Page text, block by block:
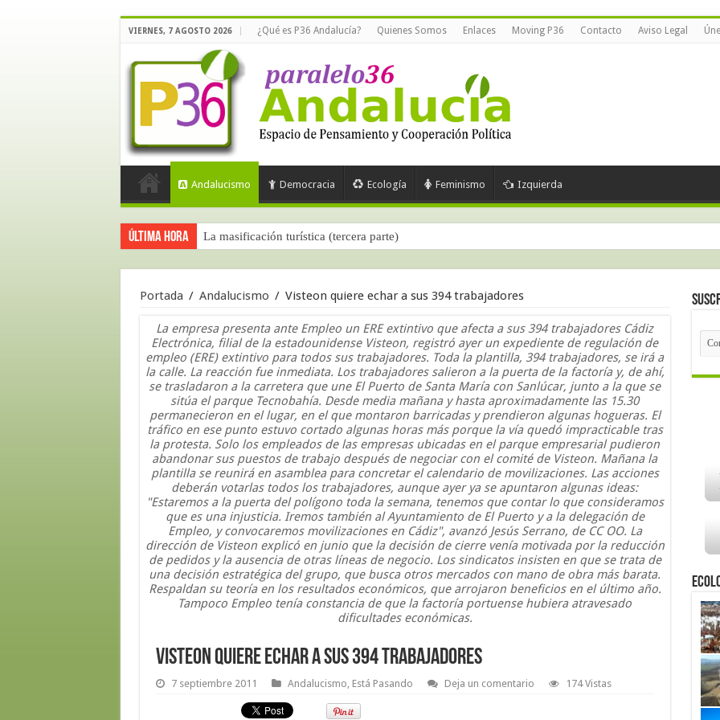
VIERNES, 7 AGOSTO 2026 ¿Qué es P36 Andalucía? Quienes Somos Enlaces Moving P36 Contacto Aviso Legal
Andalucismo Democracia Ecología Feminismo Izquierda
Última hora La masificación turística (tercera parte)
Portada / Andalucismo / Visteon quiere echar a sus 394 trabajadores
La empresa presenta ante Empleo un ERE extintivo que afecta a sus 394 trabajadores Cádiz
Electrónica, filial de la estadounidense Visteon, registró ayer un expediente de regulación de
empleo (ERE) extintivo para todos sus trabajadores. Toda la plantilla, 394 trabajadores, se irá a
la calle. La reacción fue inmediata. Los trabajadores salieron a la puerta de la factoría y, de ahí,
se trasladaron a la carretera que une El Puerto de Santa María con Sanlúcar, junto a la que se
sitúa el parque Tecnobahía. Desde media mañana y hasta aproximadamente las 15.30
permanecieron en el lugar, en el que montaron barricadas y prendieron algunas hogueras. El
tráfico en ese punto estuvo cortado algunas horas más porque la vía quedó impracticable tras
la protesta. Solo los empleados de las empresas ubicadas en el parque empresarial pudieron
abandonar sus puestos de trabajo después de negociar con el comité de Visteon. Mañana la
plantilla se reunirá en asamblea para concretar el calendario de movilizaciones. Las acciones
deberán votarlas todos los trabajadores, aunque ayer ya se apuntaron algunas ideas:
"Estaremos a la puerta del polígono toda la semana, tenemos que contar lo que consideramos
que es una injusticia. Iremos también al Ayuntamiento de El Puerto y a la delegación de
Empleo, y convocaremos movilizaciones en Cádiz", avanzó Jesús Serrano, de CC OO. La
dirección de Visteon explicó en junio que la decisión de cierre venía motivada por la reducción
de pedidos y la ausencia de otras líneas de negocio. Los sindicatos insisten en que se trata de
una decisión estratégica del grupo, que busca otros mercados con mano de obra más barata.
Respaldan su teoría en los resultados económicos, que arrojaron beneficios en el último año.
Tampoco Empleo tenía constancia de que la factoría portuense hubiera atravesado
dificultades económicas.
Visteon quiere echar a sus 394 trabajadores
7 septiembre 2011 Andalucismo, Está Pasando Deja un comentario 174 Vistas